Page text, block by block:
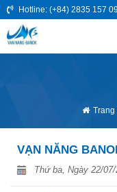
Hotline: (+84) 2835 157
Trang
VẠN NĂNG
Thứ ba, Ngày 22/07/